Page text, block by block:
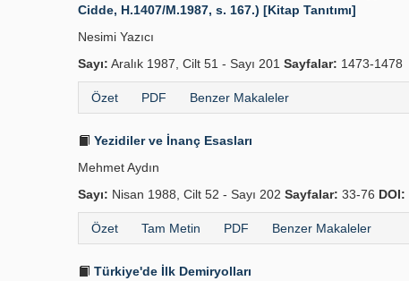
Cidde, H.1407/M.1987, s. 167.) [Kitap Tanıtımı]
Nesimi Yazıcı
Sayı: Aralık 1987, Cilt 51 - Sayı 201 Sayfalar: 1473-1478
Özet PDF Benzer Makaleler
Yezidiler ve İnanç Esasları
Mehmet Aydın
Sayı: Nisan 1988, Cilt 52 - Sayı 202 Sayfalar: 33-76 DOI:
Özet Tam Metin PDF Benzer Makaleler
Türkiye'de İlk Demiryolları